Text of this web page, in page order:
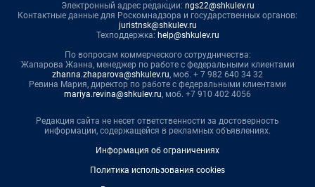
Электронный адрес редакции: ngs22@shkulev.ru
Контактные данные для Роскомнадзора и государственных органов:
juristnsk@shkulev.ru
Техподдержка: help@shkulev.ru
По вопросам коммерческого сотрудничества:
Жапарова Жанна, менеджер по работе с федеральными клиентами
zhanna.zhaparova@shkulev.ru, моб. + 7 982 640 34 32
Ревина Мария, директор по работе с федеральными клиентами
mariya.revina@shkulev.ru, моб. +7 910 402 4056
Редакция сайта не несет ответственности за достоверность
информации, содержащейся в рекламных объявлениях.
Информация об ограничениях
Политика использования cookies